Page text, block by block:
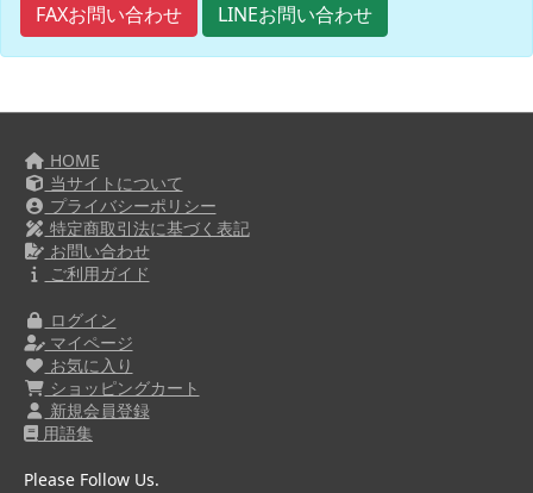
FAXお問い合わせ
LINEお問い合わせ
HOME
当サイトについて
プライバシーポリシー
特定商取引法に基づく表記
お問い合わせ
ご利用ガイド
ログイン
マイページ
お気に入り
ショッピングカート
新規会員登録
用語集
Please Follow Us.